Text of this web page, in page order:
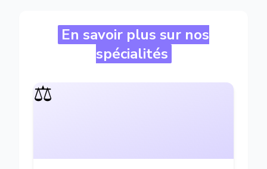
En savoir plus sur nos
spécialités
⚖️